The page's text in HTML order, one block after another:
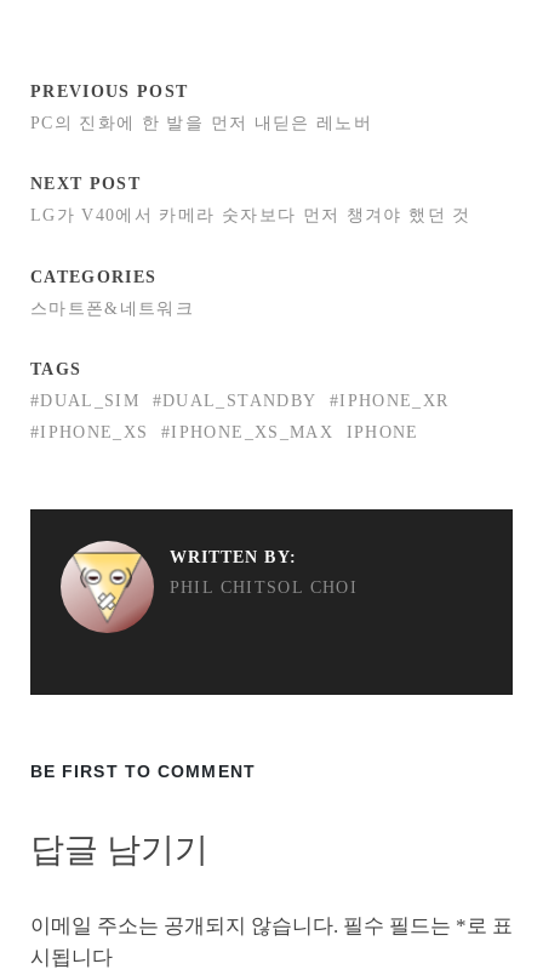
PREVIOUS POST
PC의 진화에 한 발을 먼저 내딛은 레노버
NEXT POST
LG가 V40에서 카메라 숫자보다 먼저 챙겨야 했던 것
CATEGORIES
스마트폰&네트워크
TAGS
#DUAL_SIM
#DUAL_STANDBY
#IPHONE_XR
#IPHONE_XS
#IPHONE_XS_MAX IPHONE
WRITTEN BY:
PHIL CHITSOL CHOI
BE FIRST TO COMMENT
답글 남기기
이메일 주소는 공개되지 않습니다. 필수 필드는 *로 표
시됩니다